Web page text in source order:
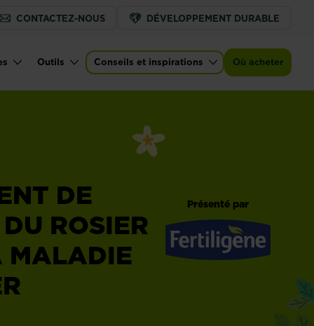
CONTACTEZ-NOUS DÉVELOPPEMENT DURABLE
Outils Conseils et inspirations Où acheter
DE
ROSIER
MALADIE
Présenté par